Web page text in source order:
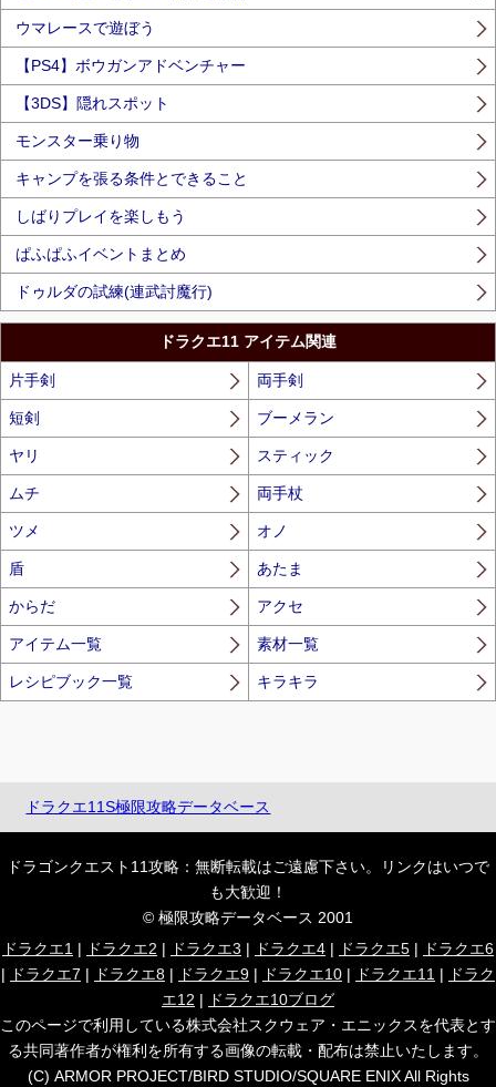
ウマレースで遊ぼう
【PS4】ボウガンアドベンチャー
【3DS】隠れスポット
モンスター乗り物
キャンプを張る条件とできること
しばりプレイを楽しもう
ぱふぱふイベントまとめ
ドゥルダの試練(連武討魔行)
ドラクエ11 アイテム関連
片手剣 両手剣
短剣 ブーメラン
ヤリ スティック
ムチ 両手杖
ツメ オノ
盾 あたま
からだ アクセ
アイテム一覧 素材一覧
レシピブック一覧 キラキラ
ドラクエ11S極限攻略データベース
ドラゴンクエスト11攻略：無断転載はご遠慮下さい。リンクはいつで
も大歓迎！
© 極限攻略データベース 2001
ドラクエ1 | ドラクエ2 | ドラクエ3 | ドラクエ4 | ドラクエ5 |
ドラクエ6
|
ドラクエ7 | ドラクエ8 | ドラクエ9 | ドラクエ10 | ドラクエ11 |
ドラク
エ12 |
ドラクエ10ブログ
このページで利用している株式会社スクウェア・エニックスを代表とす
る共同著作者が権利を所有する画像の転載・配布は禁止いたします。
(C) ARMOR PROJECT/BIRD STUDIO/SQUARE ENIX All Rights